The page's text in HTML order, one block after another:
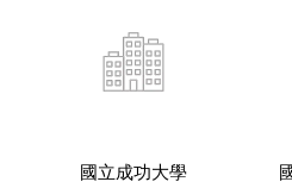
國立成功大學